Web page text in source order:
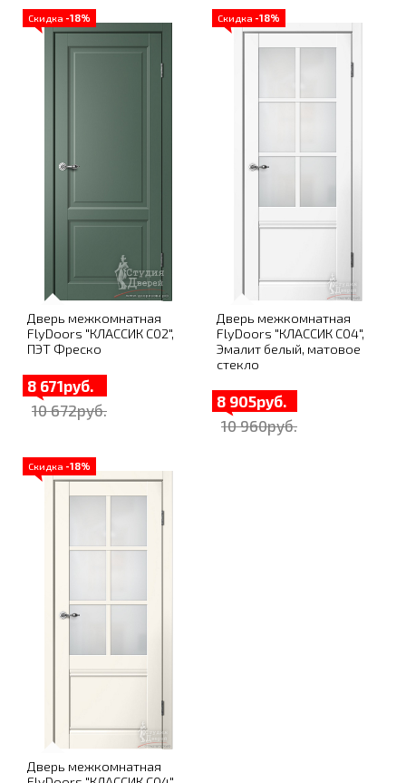
Скидка -18%
Дверь межкомнатная
FlyDoors "КЛАССИК C02",
ПЭТ Фреско
8 671руб.
10 672руб.
Скидка -18%
Дверь межкомнатная
FlyDoors "КЛАССИК C04",
Эмалит белый, матовое
стекло
8 905руб.
10 960руб.
Скидка -18%
Дверь межкомнатная